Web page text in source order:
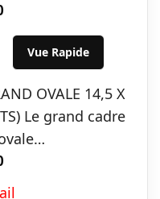
Vue Rapide
OVALE 14,5 X
Le grand cadre